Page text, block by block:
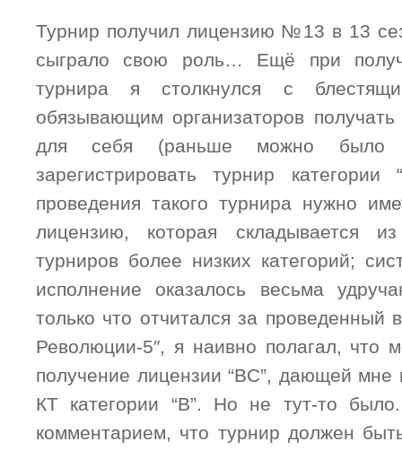
Турнир получил лицензию №13 в 13
сыграло свою роль… Ещё при
турнира я столкнулся с
обязывающим организаторов
для себя (раньше можно было
зарегистрировать турнир
проведения такого турнира нужно
лицензию, которая складывается
турниров более низких категорий;
исполнение оказалось весьма
только что отчитался за проведенный
Революции-5″, я наивно полагал, что
получение лицензии “BC”, дающей мне
КТ категории “В”. Но не тут-то
комментарием, что турнир должен